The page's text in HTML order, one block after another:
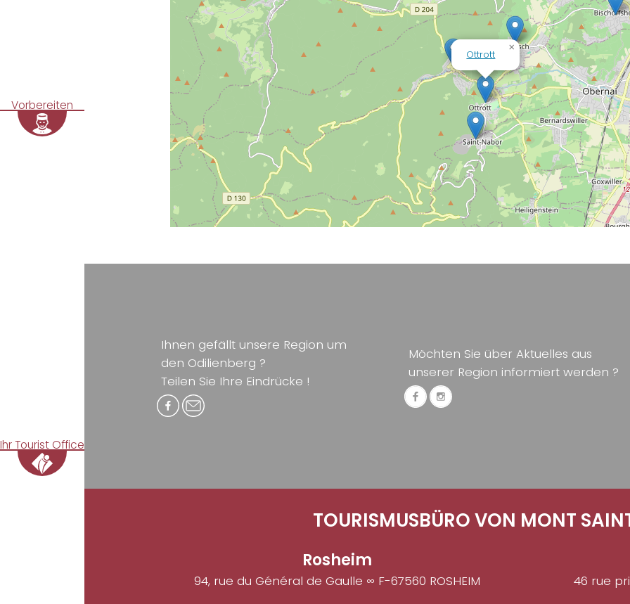
Vorbereiten
Ihr Tourist Office
Ottrott ×
Ihnen gefällt unsere Region um
den Odilienberg ?
Teilen Sie Ihre Eindrücke !
Möchten Sie über Aktuelles aus
unserer Region informiert werden ?
TOURISMUSBÜRO VON MONT
Rosheim
94, rue du Général de Gaulle ∞ F-67560 ROSHEIM 46 rue